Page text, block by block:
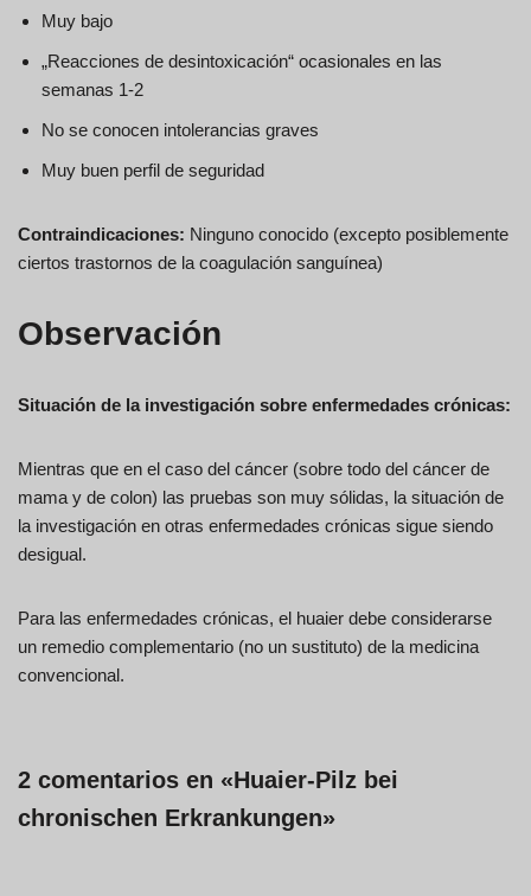
Muy bajo
„Reacciones de desintoxicación“ ocasionales en las
semanas 1-2
No se conocen intolerancias graves
Muy buen perfil de seguridad
Contraindicaciones: Ninguno conocido (excepto posiblemente
ciertos trastornos de la coagulación sanguínea)
Observación
Situación de la investigación sobre enfermedades crónicas:
Mientras que en el caso del cáncer (sobre todo del cáncer de
mama y de colon) las pruebas son muy sólidas, la situación de
la investigación en otras enfermedades crónicas sigue siendo
desigual.
Para las enfermedades crónicas, el huaier debe considerarse
un remedio complementario (no un sustituto) de la medicina
convencional.
2 comentarios en «Huaier-Pilz bei
chronischen Erkrankungen»